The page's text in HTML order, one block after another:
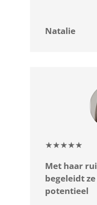
Natalie
★★★★★
Met haar
begeleidt
potentieel